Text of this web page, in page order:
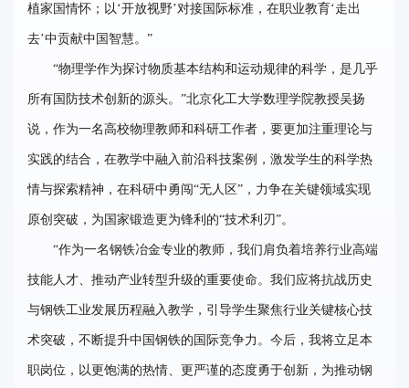
植家国情怀；以‘开放视野’对接国际标准，在职业教育‘走出
去’中贡献中国智慧。”
“物理学作为探讨物质基本结构和运动规律的科学，是几乎
所有国防技术创新的源头。”北京化工大学数理学院教授吴扬
说，作为一名高校物理教师和科研工作者，要更加注重理论与
实践的结合，在教学中融入前沿科技案例，激发学生的科学热
情与探索精神，在科研中勇闯“无人区”，力争在关键领域实现
原创突破，为国家锻造更为锋利的“技术利刃”。
“作为一名钢铁冶金专业的教师，我们肩负着培养行业高端
技能人才、推动产业转型升级的重要使命。我们应将抗战历史
与钢铁工业发展历程融入教学，引导学生聚焦行业关键核心技
术突破，不断提升中国钢铁的国际竞争力。今后，我将立足本
职岗位，以更饱满的热情、更严谨的态度勇于创新，为推动钢